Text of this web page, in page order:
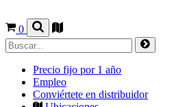
0
Precio fijo por 1 año
Empleo
Conviértete en distribuidor